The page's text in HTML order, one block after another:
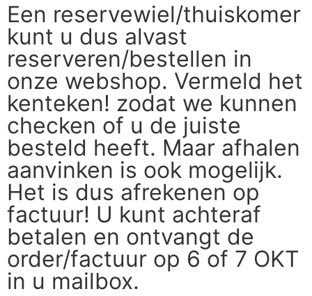
Een reservewiel/thuiskomer
kunt u dus alvast
reserveren/bestellen in
onze webshop. Vermeld het
kenteken! zodat we kunnen
checken of u de juiste
besteld heeft. Maar afhalen
aanvinken is ook mogelijk.
Het is dus afrekenen op
factuur! U kunt achteraf
betalen en ontvangt de
order/factuur op 6 of 7 OKT
in u mailbox.